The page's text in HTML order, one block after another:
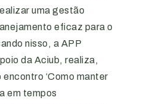
uma gestão
eficaz para o
nisso, a APP
da Aciub, realiza,
‘Como manter
em tempos